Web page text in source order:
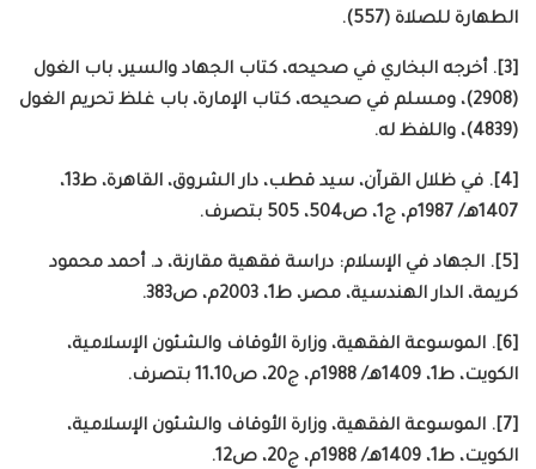
الطهارة للصلاة (557).
[3]. أخرجه البخاري في صحيحه، كتاب الجهاد والسير، باب الغول
(2908)، ومسلم في صحيحه، كتاب الإمارة، باب غلظ تحريم الغول
(4839)، واللفظ له.
[4]. في ظلال القرآن، سيد قطب، دار الشروق، القاهرة، ط13،
1407هـ/ 1987م، ج1، ص504، 505 بتصرف.
[5]. الجهاد في الإسلام: دراسة فقهية مقارنة، د. أحمد محمود
كريمة، الدار الهندسية، مصر، ط1، 2003م، ص383.
[6]. الموسوعة الفقهية، وزارة الأوقاف والشئون الإسلامية،
الكويت، ط1، 1409هـ/ 1988م، ج20، ص11،10 بتصرف.
[7]. الموسوعة الفقهية، وزارة الأوقاف والشئون الإسلامية،
الكويت، ط1، 1409هـ/ 1988م، ج20، ص12.